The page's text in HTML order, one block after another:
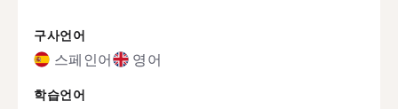
구사언어
스페인어 영어
학습언어